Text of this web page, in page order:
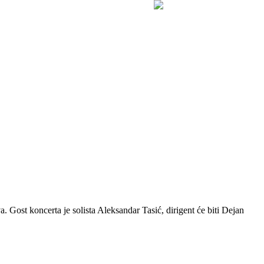
Gost koncerta je solista Aleksandar Tasić, dirigent će biti Dejan